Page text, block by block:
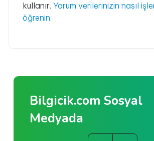
kullanır. Yorum verilerinizin nasıl
öğrenin.
Bilgicik.com Sosyal
Medyada